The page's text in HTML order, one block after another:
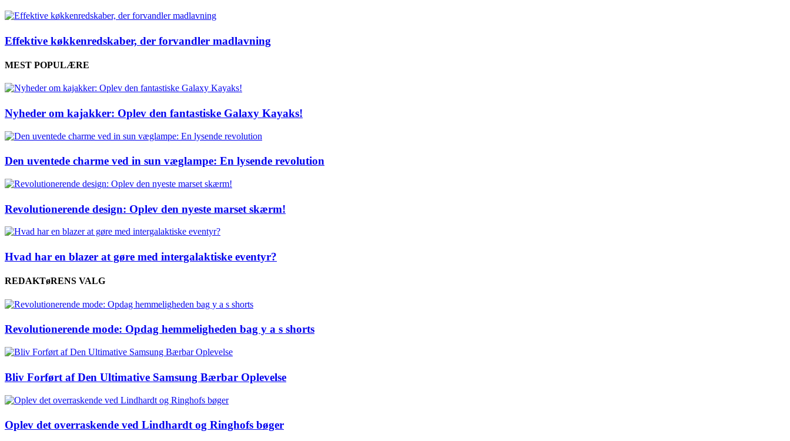
Effektive køkkenredskaber, der forvandler madlavning
MEST POPULÆRE
Nyheder om kajakker: Oplev den fantastiske Galaxy Kayaks!
Den uventede charme ved in sun væglampe: En lysende revolution
Revolutionerende design: Oplev den nyeste marset skærm!
Hvad har en blazer at gøre med intergalaktiske eventyr?
REDAKTøRENS VALG
Revolutionerende mode: Opdag hemmeligheden bag y a s shorts
Bliv Forført af Den Ultimative Samsung Bærbar Oplevelse
Oplev det overraskende ved Lindhardt og Ringhofs bøger